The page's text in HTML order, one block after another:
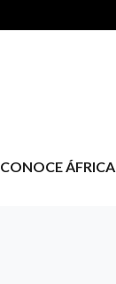
CONOCE ÁFRICA